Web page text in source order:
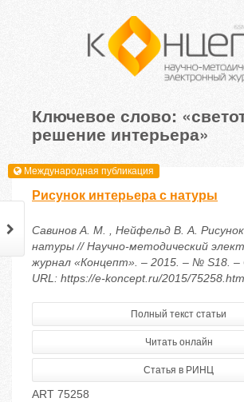
Ключевое слово:
решение интерьера»
Международная публикация
Рисунок интерьера с натуры
Савинов А. М. , Нейфельд В. А.
натуры // Научно-методический
журнал «Концепт». – 2015. – № S18. –
URL: https://e-koncept.ru/2015/75258.htm
Полный текст статьи
Читать онлайн
Статья в РИНЦ
ART 75258